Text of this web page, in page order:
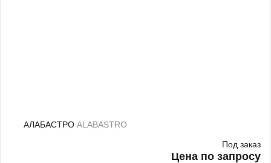
АЛАБАСТРО ALABASTRO
Под заказ
Цена по запросу